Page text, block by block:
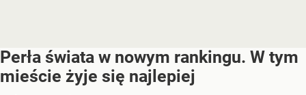
Perła świata w nowym rankingu. W tym
mieście żyje się najlepiej